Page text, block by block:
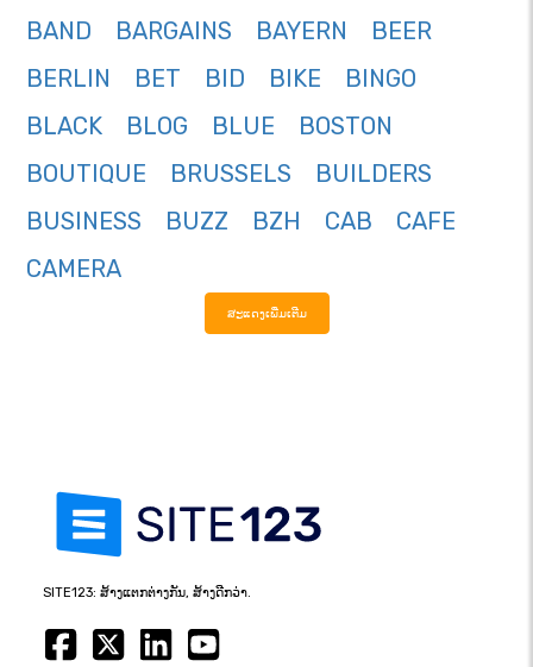
BAND
BARGAINS BAYERN
BEER
BERLIN
BET BID BIKE
BINGO
BLACK
BLOG BLUE
BOSTON
BOUTIQUE
BRUSSELS
BUILDERS
BUSINESS
BUZZ BZH CAB
CAFE
CAMERA
ສະແດງເພີ່ມເຕີມ
SITE123: ສ້າງແຕກຕ່າງກັນ, ສ້າງດີກວ່າ.